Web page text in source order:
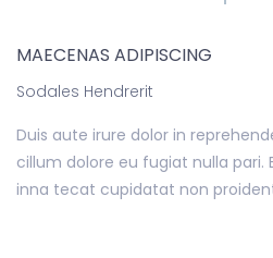
MAECENAS ADIPISCING
Sodales Hendrerit
Duis aute irure dolor in
cillum dolore eu fugiat nulla pari.
inna tecat cupidatat non